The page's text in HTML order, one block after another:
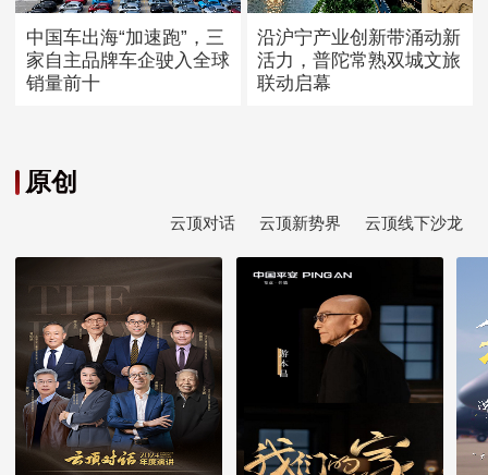
中国车出海“加速跑”，三
家自主品牌车企驶入全球
销量前十
沿沪宁产业创新带涌动新
活力，普陀常熟双城文旅
联动启幕
原创
云顶对话 云顶新势界 云顶线下沙龙